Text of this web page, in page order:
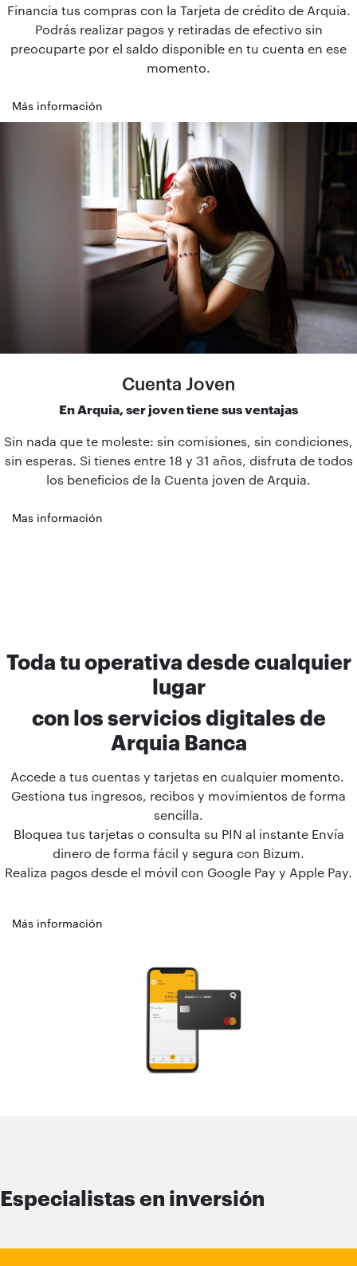
Financia tus compras con la Tarjeta de crédito de Arquia.
Podrás realizar pagos y retiradas de efectivo sin
preocuparte por el saldo disponible en tu cuenta en ese
momento.
Más información
Cuenta Joven
En Arquia, ser joven tiene sus ventajas
Sin nada que te moleste: sin comisiones, sin condiciones,
sin esperas. Si tienes entre 18 y 31 años, disfruta de todos
los beneficios de la Cuenta joven de Arquia.
Mas información
Toda tu operativa desde cualquier
lugar
con los servicios digitales de
Arquia Banca
Accede a tus cuentas y tarjetas en cualquier momento.
Gestiona tus ingresos, recibos y movimientos de forma
sencilla.
Bloquea tus tarjetas o consulta su PIN al instante Envía
dinero de forma fácil y segura con Bizum.
Realiza pagos desde el móvil con Google Pay y Apple Pay.
Más información
Especialistas en inversión